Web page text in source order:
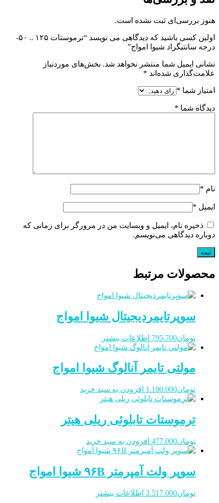
هنوز بررسی‌ای ثبت نشده است.
اولین کسی باشید که دیدگاهی می نویسد “ترموستات ۱۲۵ .. ۵۰-
درجه سانتیگراد شیوا امواج”
نشانی ایمیل شما منتشر نخواهد شد. بخش‌های موردنیاز
علامت‌گذاری شده‌اند *
امتیاز شما *
دیدگاه شما *
نام *
ایمیل *
ذخیره نام، ایمیل و وبسایت من در مرورگر برای زمانی که
دوباره دیدگاهی می‌نویسم.
محصولات مرتبط
سوپرتایمردیجیتال شیوا امواج
تومان795.700 اطلاعات بیشتر
مولتی تایمر آنالوگ شیوا امواج
تومان1.100.000 افزودن به سبد خرید
ترموستات تابلوئی ریلی هیتر
تومان477.000 افزودن به سبد خرید
سوپر ولت آمپرمتر ۹۶B شیوا امواج
تومان3.517.000 اطلاعات بیشتر